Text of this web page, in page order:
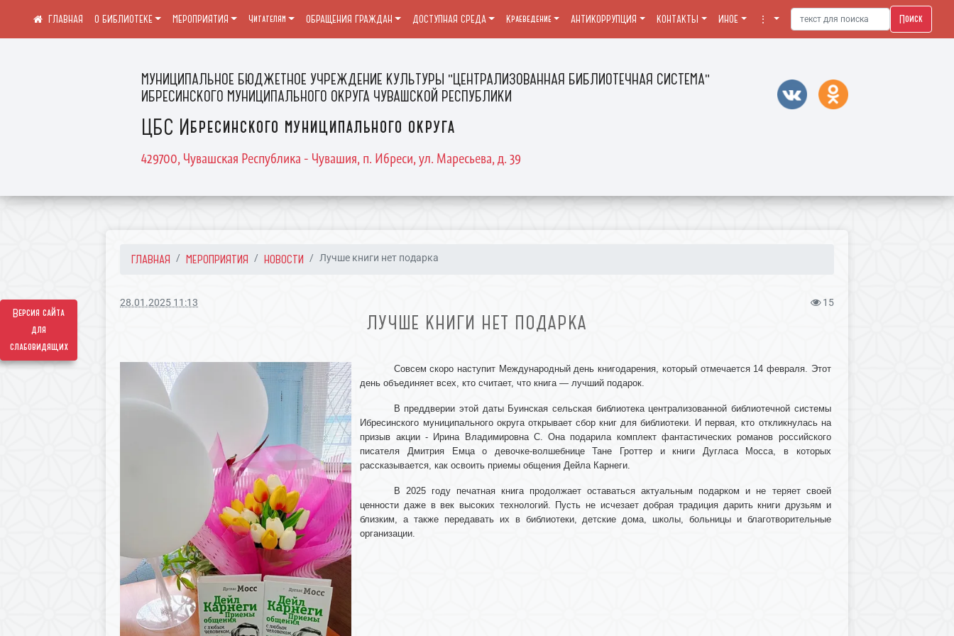
Версия сайта
для
слабовидящих
МУНИЦИПАЛЬНОЕ БЮДЖЕТНОЕ УЧРЕЖДЕНИЕ КУЛЬТУРЫ "ЦЕНТРАЛИЗОВАННАЯ БИБЛИОТЕЧНАЯ СИСТЕМА"
ИБРЕСИНСКОГО МУНИЦИПАЛЬНОГО ОКРУГА ЧУВАШСКОЙ РЕСПУБЛИКИ
ЦБС Ибресинского муниципального округа
429700, Чувашская Республика - Чувашия, п. Ибреси, ул. Маресьева, д. 39
О БИБЛИОТЕКЕ МЕРОПРИЯТИЯ Читателям ОБРАЩЕНИЯ ГРАЖДАН ДОСТУПНАЯ СРЕДА Краеведение АНТИКОРРУПЦИЯ КОНТАКТЫ ИНОЕ ⋮ Поиск
ГЛАВНАЯ МЕРОПРИЯТИЯ НОВОСТИ Лучше книги нет подарка
28.01.2025 11:13 15
ЛУЧШЕ КНИГИ НЕТ ПОДАРКА
Совсем скоро наступит Международный день книгодарения, который отмечается 14 февраля. Этот
день объединяет всех, кто считает, что книга — лучший подарок.
В преддверии этой даты Буинская сельская библиотека централизованной библиотечной системы
Ибресинского муниципального округа открывает сбор книг для библиотеки. И первая, кто откликнулась на
призыв акции - Ирина Владимировна С. Она подарила комплект фантастических романов российского
писателя Дмитрия Емца о девочке-волшебнице Тане Гроттер и книги Дугласа Мосса, в которых
рассказывается, как освоить приемы общения Дейла Карнеги.
В 2025 году печатная книга продолжает оставаться актуальным подарком и не теряет своей
ценности даже в век высоких технологий. Пусть не исчезает добрая традиция дарить книги друзьям и
близким, а также передавать их в библиотеки, детские дома, школы, больницы и благотворительные
организации.